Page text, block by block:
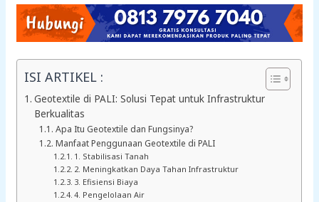
ISI ARTIKEL :
Geotextile di PALI: Solusi Tepat untuk Infrastruktur
Berkualitas
Apa Itu Geotextile dan Fungsinya?
Manfaat Penggunaan Geotextile di PALI
1. Stabilisasi Tanah
2. Meningkatkan Daya Tahan Infrastruktur
3. Efisiensi Biaya
4. Pengelolaan Air